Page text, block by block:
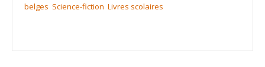
belges Science-fiction Livres scolaires